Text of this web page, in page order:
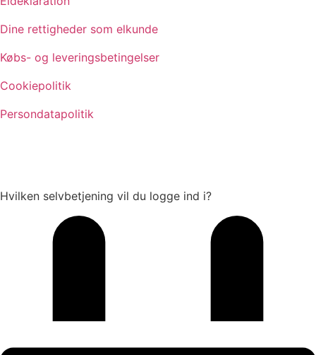
Dine rettigheder som elkunde
Købs- og leveringsbetingelser
Cookiepolitik
Persondatapolitik
Hvilken selvbetjening vil du logge ind i?